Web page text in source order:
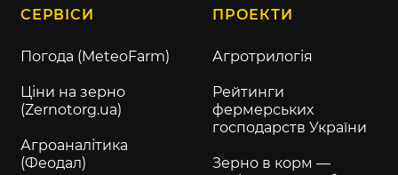
СЕРВІСИ
Погода (MeteoFarm)
Ціни на зерно
(Zernotorg.ua)
Агроаналітика
(Феодал)
ПРОЕКТИ
Агротрилогія
Рейтинги
фермерських
господарств України
Зерно в корм —